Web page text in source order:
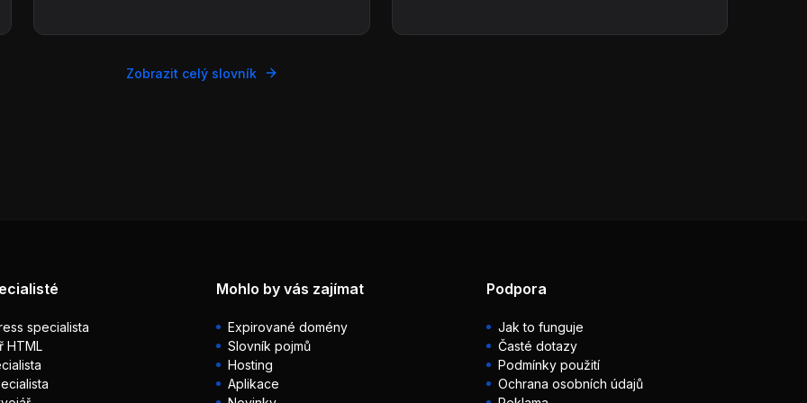
Zobrazit celý slovník
specialista
HTML
Mohlo by vás zajímat
Expirované domény
Slovník pojmů
Hosting
Aplikace
Podpora
Jak to funguje
Časté dotazy
Podmínky použití
Ochrana osobních údajů